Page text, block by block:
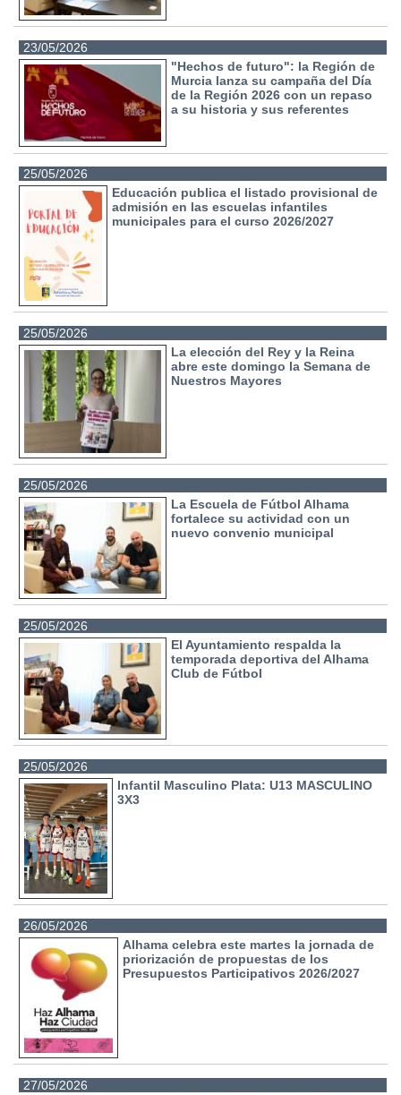
23/05/2026
"Hechos de futuro": la Región de
Murcia lanza su campaña del Día
de la Región 2026 con un repaso
a su historia y sus referentes
25/05/2026
Educación publica el listado provisional de
admisión en las escuelas infantiles
municipales para el curso 2026/2027
25/05/2026
La elección del Rey y la Reina
abre este domingo la Semana de
Nuestros Mayores
25/05/2026
La Escuela de Fútbol Alhama
fortalece su actividad con un
nuevo convenio municipal
25/05/2026
El Ayuntamiento respalda la
temporada deportiva del Alhama
Club de Fútbol
25/05/2026
Infantil Masculino Plata: U13 MASCULINO
3X3
26/05/2026
Alhama celebra este martes la jornada de
priorización de propuestas de los
Presupuestos Participativos 2026/2027
27/05/2026